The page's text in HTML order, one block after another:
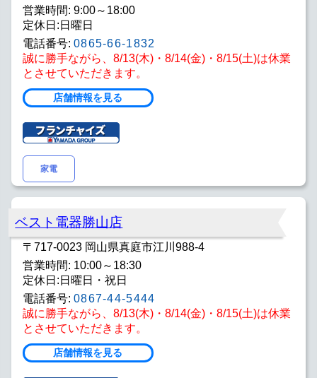
営業時間: 9:00～18:00
定休日:日曜日
電話番号: 0865-66-1832
誠に勝手ながら、8/13(木)・8/14(金)・8/15(土)は休業
とさせていただきます。
店舗情報を見る
家電
ベスト電器勝山店
〒717-0023 岡山県真庭市江川988-4
営業時間: 10:00～18:30
定休日:日曜日・祝日
電話番号: 0867-44-5444
誠に勝手ながら、8/13(木)・8/14(金)・8/15(土)は休業
とさせていただきます。
店舗情報を見る